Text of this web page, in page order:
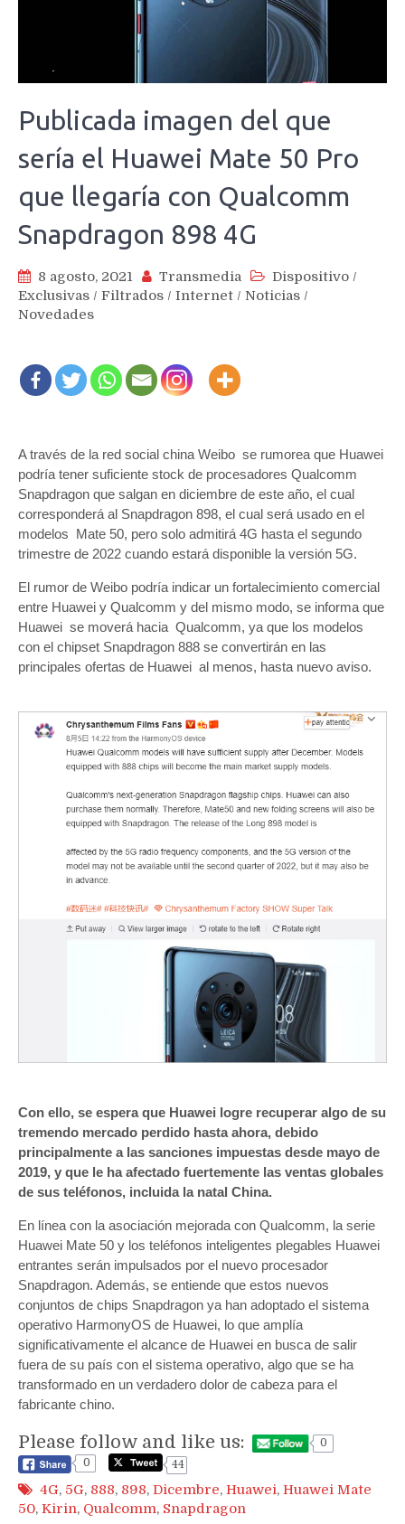
Publicada imagen del que
sería el Huawei Mate 50 Pro
que llegaría con Qualcomm
Snapdragon 898 4G
8 agosto, 2021 Transmedia Dispositivo /
Exclusivas / Filtrados / Internet / Noticias /
Novedades
A través de la red social china Weibo se rumorea que Huawei
podría tener suficiente stock de procesadores Qualcomm
Snapdragon que salgan en diciembre de este año, el cual
corresponderá al Snapdragon 898, el cual será usado en el
modelos Mate 50, pero solo admitirá 4G hasta el segundo
trimestre de 2022 cuando estará disponible la versión 5G.
El rumor de Weibo podría indicar un fortalecimiento comercial
entre Huawei y Qualcomm y del mismo modo, se informa que
Huawei se moverá hacia Qualcomm, ya que los modelos
con el chipset Snapdragon 888 se convertirán en las
principales ofertas de Huawei al menos, hasta nuevo aviso.
Con ello, se espera que Huawei logre recuperar algo de su
tremendo mercado perdido hasta ahora, debido
principalmente a las sanciones impuestas desde mayo de
2019, y que le ha afectado fuertemente las ventas globales
de sus teléfonos, incluida la natal China.
En línea con la asociación mejorada con Qualcomm, la serie
Huawei Mate 50 y los teléfonos inteligentes plegables Huawei
entrantes serán impulsados ​​por el nuevo procesador
Snapdragon. Además, se entiende que estos nuevos
conjuntos de chips Snapdragon ya han adoptado el sistema
operativo HarmonyOS de Huawei, lo que amplía
significativamente el alcance de Huawei en busca de salir
fuera de su país con el sistema operativo, algo que se ha
transformado en un verdadero dolor de cabeza para el
fabricante chino.
Please follow and like us:
0
0
44
4G, 5G, 888, 898, Dicembre, Huawei, Huawei Mate
50, Kirin, Qualcomm, Snapdragon